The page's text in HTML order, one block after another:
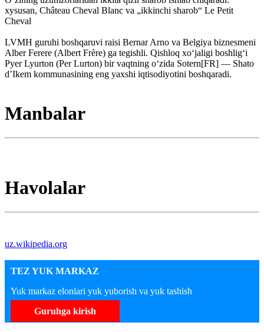
xysusan, Château Cheval Blanc va „ikkinchi sharob“ Le Petit
Cheval
LVMH guruhi boshqaruvi raisi Bernar Arno va Belgiya biznesmeni
Alber Ferere (Albert Frère) ga tegishli. Qishloq xoʻjaligi boshligʻi
Pyer Lyurton (Per Lurton) bir vaqtning oʻzida Sotern[FR] — Shato
d’Ikem kommunasining eng yaxshi iqtisodiyotini boshqaradi.
Manbalar
Havolalar
uz.wikipedia.org
TEZ YUK MARKAZ
Yuk markaz elonlari yuk yuborish va yuk tashish
Guruhga kirish